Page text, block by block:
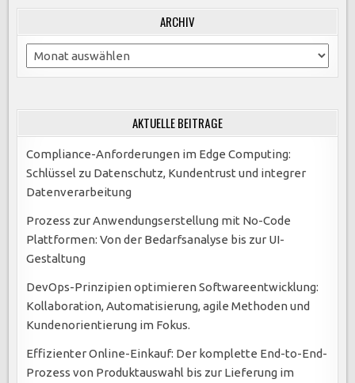
ARCHIV
Archiv
AKTUELLE BEITRÄGE
Compliance-Anforderungen im Edge Computing:
Schlüssel zu Datenschutz, Kundentrust und integrer
Datenverarbeitung
Prozess zur Anwendungserstellung mit No-Code
Plattformen: Von der Bedarfsanalyse bis zur UI-
Gestaltung
DevOps-Prinzipien optimieren Softwareentwicklung:
Kollaboration, Automatisierung, agile Methoden und
Kundenorientierung im Fokus.
Effizienter Online-Einkauf: Der komplette End-to-End-
Prozess von Produktauswahl bis zur Lieferung im